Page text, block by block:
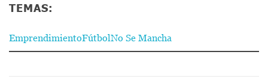
TEMAS:
EmprendimientoFútbolNo Se Mancha